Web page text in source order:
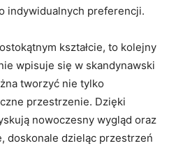
indywidualnych preferencji.
kształcie, to kolejny
wpisuje się w skandynawski
tworzyć nie tylko
przestrzenie. Dzięki
nowoczesny wygląd oraz
doskonale dzieląc przestrzeń